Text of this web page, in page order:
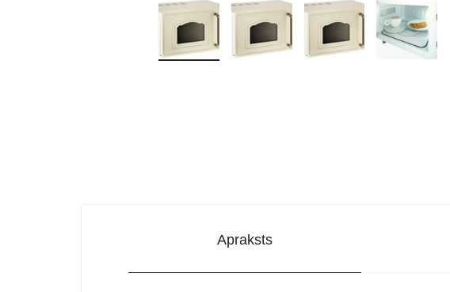
SKAISTUMAM UN VESELĪBAI
DATORTEHNIKA, PRECES
Apraksts